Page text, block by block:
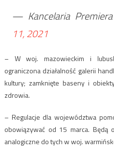
— Kancelaria Premiera
11, 2021
– W woj. mazowieckim i
ograniczona działalność galerii
kultury; zamknięte baseny i
zdrowia.
– Regulacje dla województwa
obowiązywać od 15 marca. Będą
analogiczne do tych w woj.